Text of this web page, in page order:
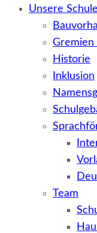
Unsere Schule
Gremien
Historie
Inklusion
Team